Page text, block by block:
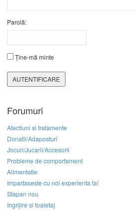
Parolă:
Ține-mă minte
AUTENTIFICARE
Forumuri
Afectiuni si tratamente
Donatii/Adaposturi
Jocuri/Jucarii/Accesorii
Probleme de comportament
Alimentatie
Impartaseste cu noi experienta ta!
Stapan nou
Ingrijire si toaletaj